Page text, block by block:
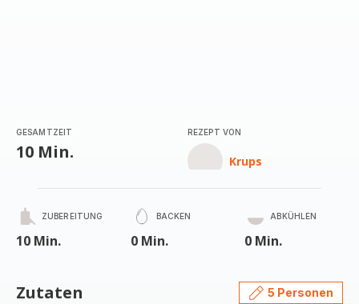
GESAMTZEIT
10 Min.
REZEPT VON
Krups
ZUBEREITUNG
10 Min.
BACKEN
0 Min.
ABKÜHLEN
0 Min.
Zutaten 5 Personen